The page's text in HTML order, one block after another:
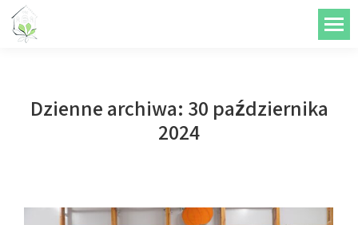
treści
Dzienne archiwa: 30 października
2024